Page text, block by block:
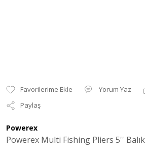
Yorum Yaz
Paylaş
Powerex
Powerex Multi Fishing Pliers 5''